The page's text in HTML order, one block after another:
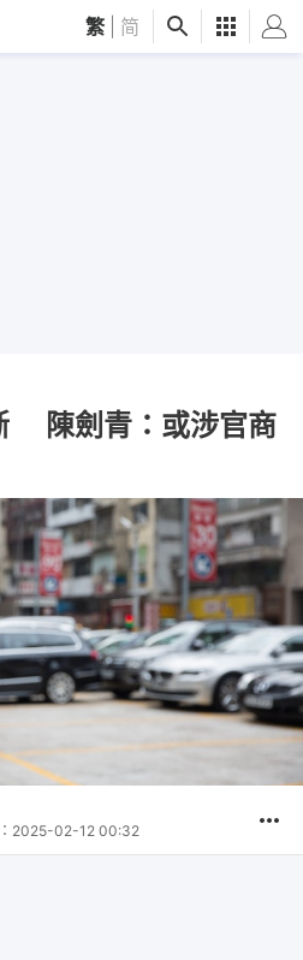
繁 简
陳劍青：或涉官商
2025-02-12 00:32